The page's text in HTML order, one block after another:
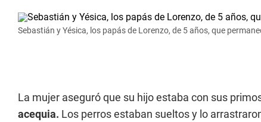
Sebastián y Yésica, los papás de Lorenzo, de 5 años, que
La mujer aseguró que su hijo estaba con sus
acequia. Los perros estaban sueltos y lo